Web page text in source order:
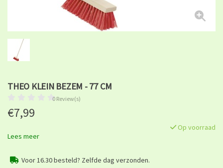
THEO KLEIN BEZEM - 77 CM
0 Review(s)
€7,99
Op voorraad
Lees meer
Voor 16.30 besteld? Zelfde dag verzonden.